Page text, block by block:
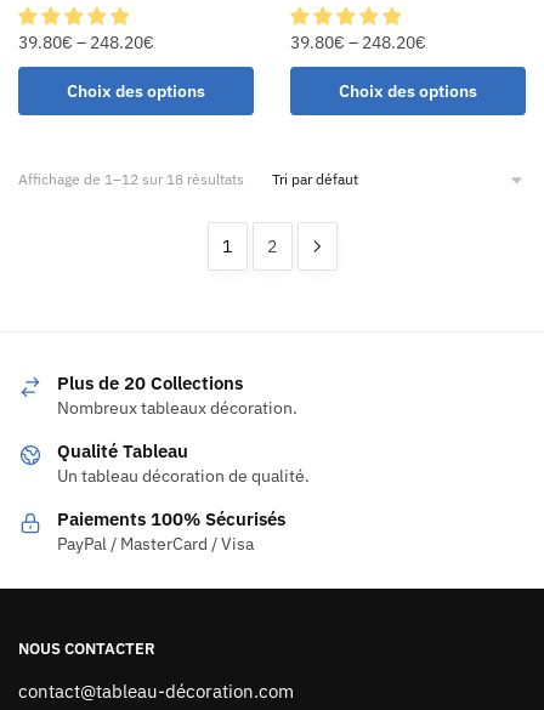
39.80€ – 248.20€
Choix des options
39.80€ – 248.20€
Choix des options
Affichage de 1–12 sur 18 résultats
1 2
Plus de 20 Collections
Nombreux tableaux décoration.
Qualité Tableau
Un tableau décoration de qualité.
Paiements 100% Sécurisés
PayPal / MasterCard / Visa
NOUS CONTACTER
contact@tableau-décoration.com